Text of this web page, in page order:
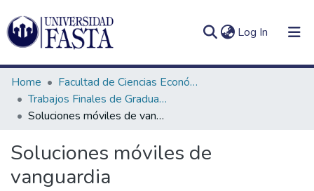
Log In (current)
Communities
&
Collections
In(current)
Home
Facultad de Ciencias Económicas
Trabajos Finales de Graduación de Licenciatura en Administración de Empresas
Soluciones móviles de vanguardia
Soluciones móviles de
vanguardia